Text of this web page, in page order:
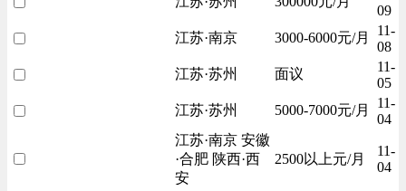
09
江苏·南京
3000-6000元/月
11-
08
江苏·苏州
面议
11-
05
江苏·苏州
5000-7000元/月
11-
04
江苏·南京 安徽
·合肥 陕西·西
安
2500以上元/月
11-
04